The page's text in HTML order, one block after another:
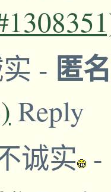
- 匿
Reply
诚实 -